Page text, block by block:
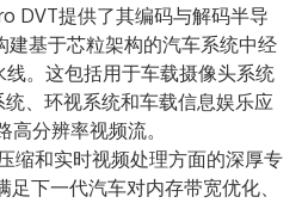
DVT提供了其编码与解码半导
建基于芯粒架构的汽车系统中经
。这包括用于车载摄像头系统
、环视系统和车载信息娱乐应
高分辨率视频流。
缩和实时视频处理方面的深厚专
下一代汽车对内存带宽优化、